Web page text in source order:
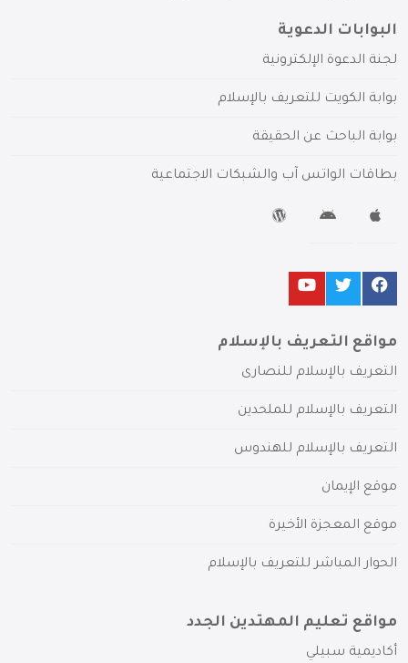
البوابات الدعوية
لجنة الدعوة الإلكترونية
بوابة الكويت للتعريف بالإسلام
بوابة الباحث عن الحقيقة
بطاقات الواتس آب والشبكات الاجتماعية
مواقع التعريف بالإسلام
التعريف بالإسلام للنصارى
التعريف بالإسلام للملحدين
التعريف بالإسلام للهندوس
موقع الإيمان
موقع المعجزة الأخيرة
الحوار المباشر للتعريف بالإسلام
مواقع تعليم المهتدين الجدد
أكاديمية سبيلي